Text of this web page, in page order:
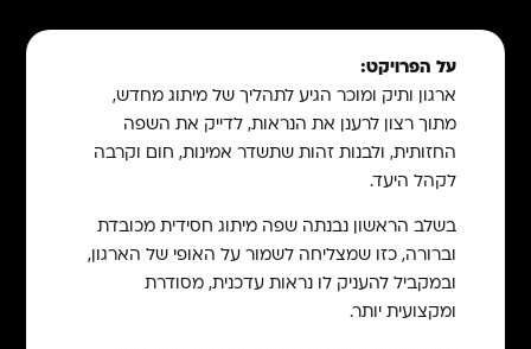
על הפרויקט:
ארגון ותיק ומוכר הגיע לתהליך של מיתוג מחדש,
מתוך רצון לרענן את הנראות, לדייק את השפה
החזותית, ולבנות זהות שתשדר אמינות, חום וקרבה
לקהל היעד.
בשלב הראשון נבנתה שפה מיתוג חסידית מכובדת
וברורה, כזו שמצליחה לשמור על האופי של הארגון,
ובמקביל להעניק לו נראות עדכנית, מסודרת
ומקצועית יותר.